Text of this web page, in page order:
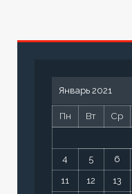
Январь 2021
Пн Вт Ср
4 5 6
11 12 13